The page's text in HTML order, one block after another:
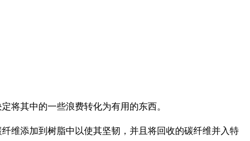
将其中的一些浪费转化为有用的东西。
维添加到树脂中以使其坚韧，并且将回收的碳纤维并入特